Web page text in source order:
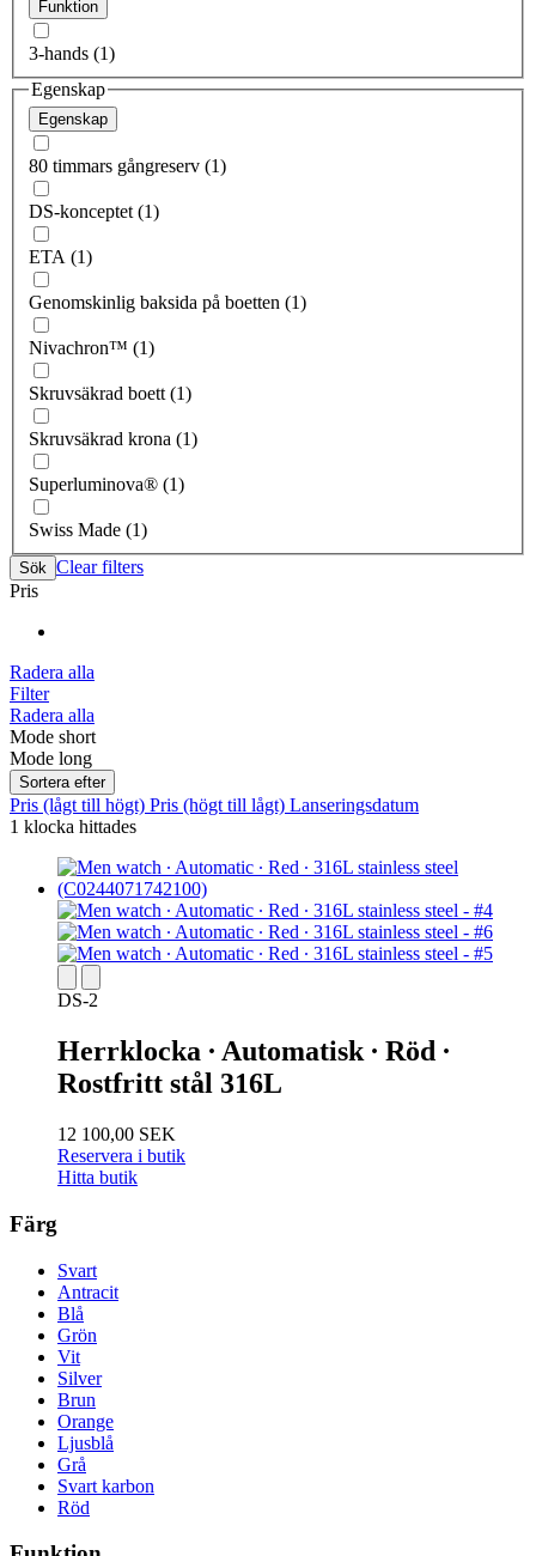
Funktion
3-hands (1)
Egenskap
Egenskap
80 timmars gångreserv (1)
DS-konceptet (1)
ETA (1)
Genomskinlig baksida på boetten (1)
Nivachron™ (1)
Skruvsäkrad boett (1)
Skruvsäkrad krona (1)
Superluminova® (1)
Swiss Made (1)
Sök Clear filters
Pris
Radera alla
Filter
Radera alla
Mode short
Mode long
Sortera efter
Pris (lågt till högt) Pris (högt till lågt) Lanseringsdatum
1 klocka hittades
DS-2
Herrklocka ∙ Automatisk ∙ Röd ∙
Rostfritt stål 316L
12 100,00 SEK
Reservera i butik
Hitta butik
Färg
Svart
Antracit
Blå
Grön
Vit
Silver
Brun
Orange
Ljusblå
Grå
Svart karbon
Röd